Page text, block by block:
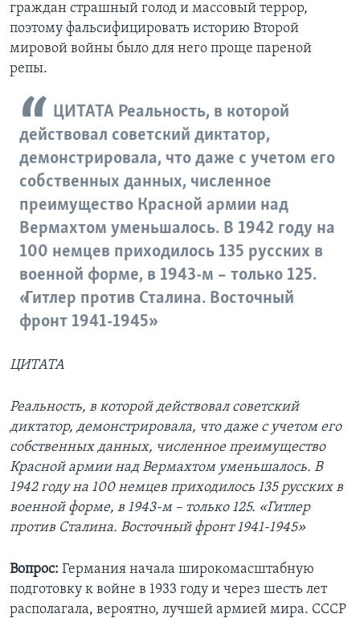
граждан страшный голод и массовый террор,
поэтому фальсифицировать историю Второй
мировой войны было для него проще пареной
репы.
ЦИТАТА Реальность, в которой
действовал советский диктатор,
демонстрировала, что даже с учетом его
собственных данных, численное
преимущество Красной армии над
Вермахтом уменьшалось. В 1942 году на
100 немцев приходилось 135 русских в
военной форме, в 1943-м – только 125.
«Гитлер против Сталина. Восточный
фронт 1941-1945»
ЦИТАТА
Реальность, в которой действовал советский
диктатор, демонстрировала, что даже с учетом его
собственных данных, численное преимущество
Красной армии над Вермахтом уменьшалось. В
1942 году на 100 немцев приходилось 135 русских в
военной форме, в 1943-м – только 125. «Гитлер
против Сталина. Восточный фронт 1941-1945»
Вопрос: Германия начала широкомасштабную
подготовку к войне в 1933 году и через шесть лет
располагала, вероятно, лучшей армией мира. СССР